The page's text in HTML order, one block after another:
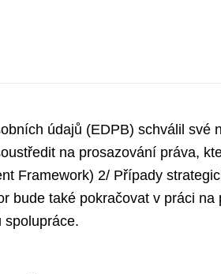
údajů (EDPB) schválil
na prosazování práva,
Framework) 2/ Případy
bude také pokračovat v práci
spolupráce.